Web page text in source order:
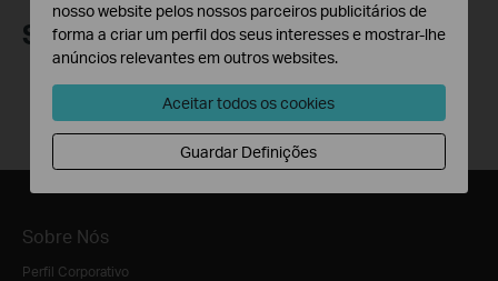
Siga-nos
Sobre Nós
Perfil Corporativo
nosso website pelos nossos parceiros publicitários de
forma a criar um perfil dos seus interesses e mostrar-lhe
anúncios relevantes em outros websites.
Aceitar todos os cookies
Guardar Definições